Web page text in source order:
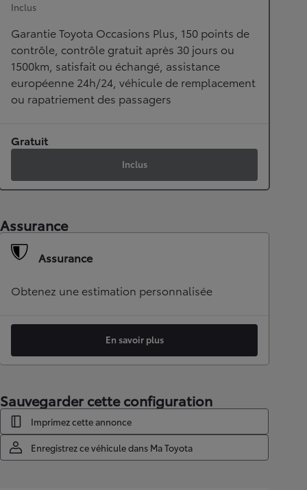
Inclus
Garantie Toyota Occasions Plus, 150 points de
contrôle, contrôle gratuit après 30 jours ou
1500km, satisfait ou échangé, assistance
européenne 24h/24, véhicule de remplacement
ou rapatriement des passagers
Gratuit
Inclus
Assurance
Assurance
Obtenez une estimation personnalisée
En savoir plus
Sauvegarder cette configuration
Imprimez cette annonce
Enregistrez ce véhicule dans Ma Toyota